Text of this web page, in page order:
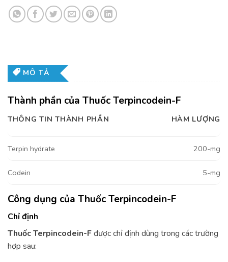
MÔ TẢ
Thành phần của Thuốc Terpincodein-F
THÔNG TIN THÀNH PHẦN HÀM LƯỢNG
Terpin hydrate 200-mg
Codein 5-mg
Công dụng của Thuốc Terpincodein-F
Chỉ định
Thuốc Terpincodein-Fđược chỉ định dùng trong các trường
hợp sau: